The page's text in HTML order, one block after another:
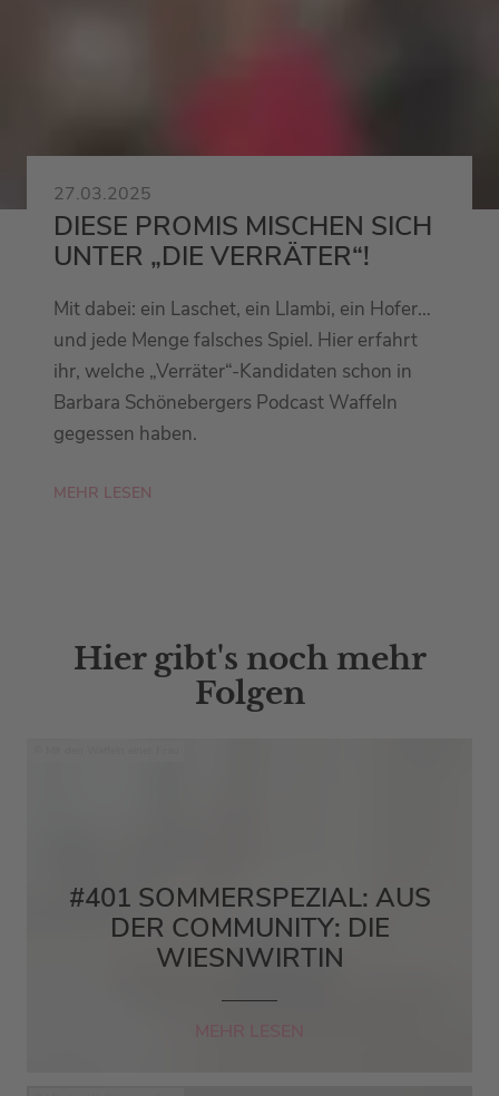
27.03.2025
DIESE PROMIS MISCHEN SICH
UNTER „DIE VERRÄTER“!
Mit dabei: ein Laschet, ein Llambi, ein Hofer…
und jede Menge falsches Spiel. Hier erfahrt
ihr, welche „Verräter“-Kandidaten schon in
Barbara Schönebergers Podcast Waffeln
gegessen haben.
MEHR LESEN
Hier gibt's noch mehr
Folgen
#401 SOMMERSPEZIAL: AUS
DER COMMUNITY: DIE
WIESNWIRTIN
MEHR LESEN